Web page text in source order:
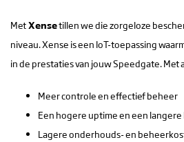
MetXensetillen we die zorgeloze
niveau. Xense is een IoT-toepassing
in de prestaties van jouw Speedgate. Met
Meer controle en effectief beheer
Een hogere uptime en een
Lagere onderhouds- en